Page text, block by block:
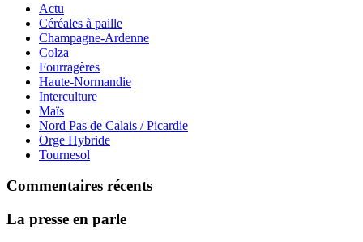
Actu
Céréales à paille
Champagne-Ardenne
Colza
Fourragères
Haute-Normandie
Interculture
Maïs
Nord Pas de Calais / Picardie
Orge Hybride
Tournesol
Commentaires récents
La presse en parle